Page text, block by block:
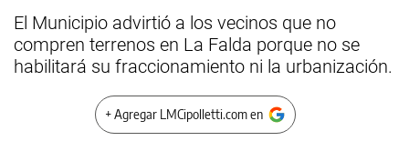
El Municipio advirtió a los vecinos que no
compren terrenos en La Falda porque no se
habilitará su fraccionamiento ni la urbanización.
+ Agregar LMCipolletti.com en